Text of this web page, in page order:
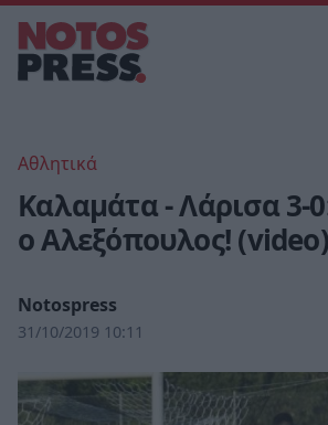
Αθλητικά
Καλαμάτα - Λάρισα 3-
ο Αλεξόπουλος! (video)
Notospress
31/10/2019 10:11